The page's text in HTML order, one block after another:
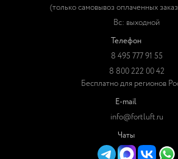
(только самовывоз оплаченных
Вс: выходной
Телефон
8 495 777 91 55
8 800 222 00 42
Бесплатно для регионов
E-mail
info@fortluft.ru
Чаты